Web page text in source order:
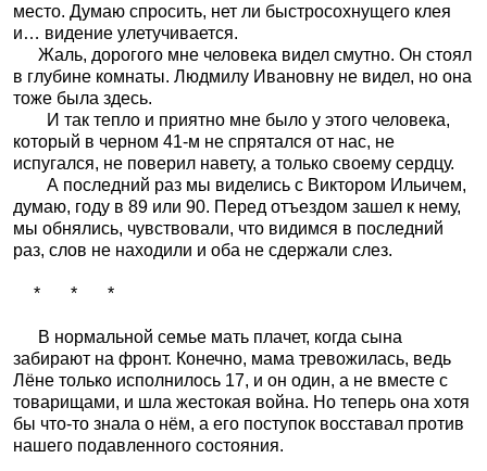
место. Думаю спросить, нет ли быстросохнущего клея
и… видение улетучивается.
Жаль, дорогого мне человека видел смутно. Он стоял
в глубине комнаты. Людмилу Ивановну не видел, но она
тоже была здесь.
И так тепло и приятно мне было у этого человека,
который в черном 41-м не спрятался от нас, не
испугался, не поверил навету, а только своему сердцу.
А последний раз мы виделись с Виктором Ильичем,
думаю, году в 89 или 90. Перед отъездом зашел к нему,
мы обнялись, чувствовали, что видимся в последний
раз, слов не находили и оба не сдержали слез.
* * *
В нормальной семье мать плачет, когда сына
забирают на фронт. Конечно, мама тревожилась, ведь
Лёне только исполнилось 17, и он один, а не вместе с
товарищами, и шла жестокая война. Но теперь она хотя
бы что-то знала о нём, а его поступок восставал против
нашего подавленного состояния.